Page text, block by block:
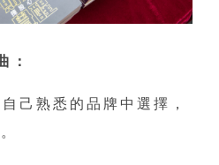
：
己熟悉的品牌中選擇，